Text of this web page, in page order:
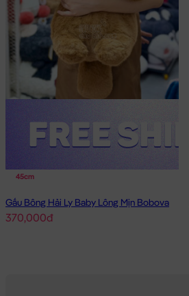
45cm
Gấu Bông Hải Ly Baby Lông Mịn Bobova
370,000đ